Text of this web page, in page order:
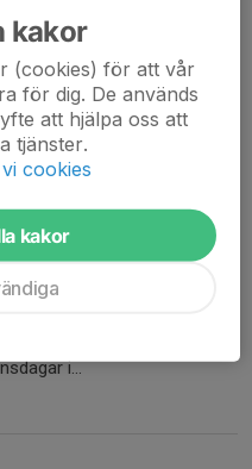
Handbollsprofil på
på morgonen för elever i
i...
kakor
(cookies) för att vår
för dig. De används
att hjälpa oss att
tjänster.
cookies
kakor